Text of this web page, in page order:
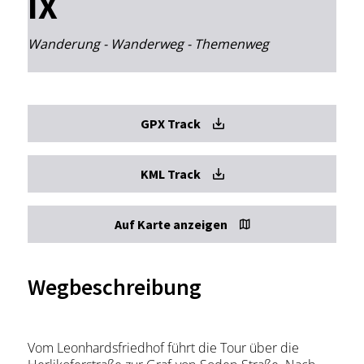
Wanderung - Wanderweg - Themenweg
GPX Track
KML Track
Auf Karte anzeigen
Wegbeschreibung
Vom Leonhardsfriedhof führt die Tour über die